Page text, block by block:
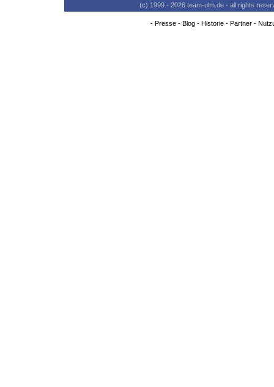
(c) 1999 - 2026 team-ulm.de - all rights
- Presse- Blog- Historie- Partner-